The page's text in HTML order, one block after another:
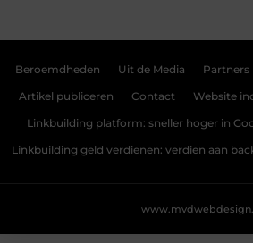
Beroemdheden Uit de Media Partners
Artikel publiceren Contact Website
Linkbuilding platform: sneller hoger in
Linkbuilding geld verdienen: verdien aan